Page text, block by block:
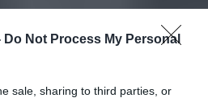
Do Not Process My Personal
sale, sharing to third parties, or